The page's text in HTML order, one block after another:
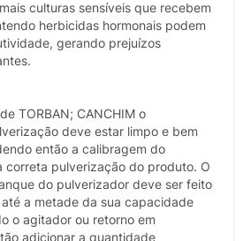
culturas sensíveis que recebem
herbicidas hormonais podem
gerando prejuízos
TORBAN; CANCHIM o
deve estar limpo e bem
então a calibragem do
correta pulverização do produto. O
do pulverizador deve ser feito
a metade da sua capacidade
o agitador ou retorno em
adicionar a quantidade